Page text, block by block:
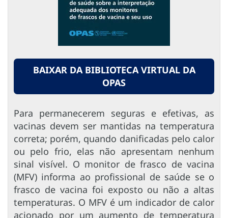
BAIXAR DA BIBLIOTECA VIRTUAL DA
OPAS
Para permanecerem seguras e efetivas, as
vacinas devem ser mantidas na temperatura
correta; porém, quando danificadas pelo calor
ou pelo frio, elas não apresentam nenhum
sinal visível. O monitor de frasco de vacina
(MFV) informa ao profissional de saúde se o
frasco de vacina foi exposto ou não a altas
temperaturas. O MFV é um indicador de calor
acionado por um aumento de temperatura